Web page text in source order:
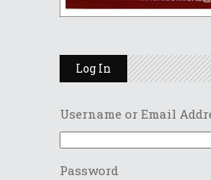
Log In
Username or Email
Password